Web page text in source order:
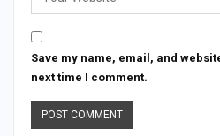
Save my name, email, and
next time I comment.